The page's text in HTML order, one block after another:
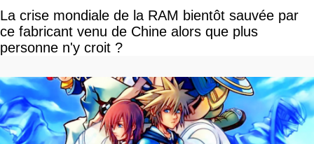
La crise mondiale de la RAM bientôt sauvée par
ce fabricant venu de Chine alors que plus
personne n'y croit ?